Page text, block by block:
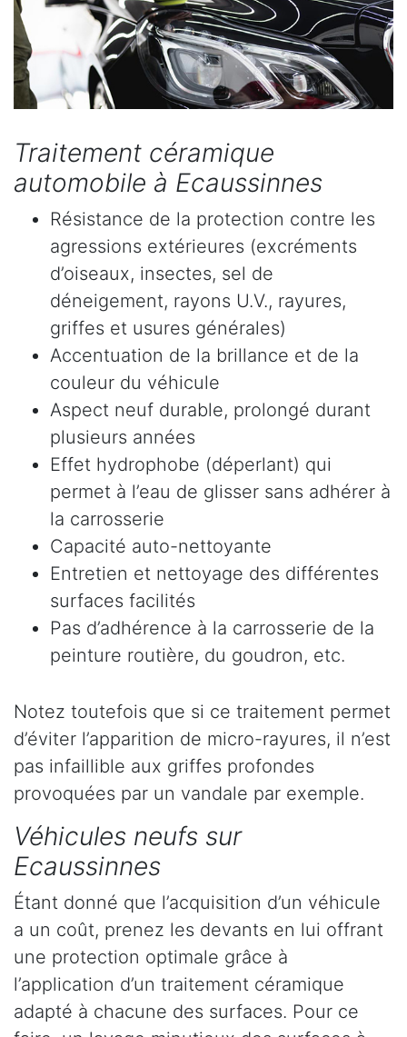
Traitement céramique
automobile à Ecaussinnes
Résistance de la protection contre les
agressions extérieures (excréments
d’oiseaux, insectes, sel de
déneigement, rayons U.V., rayures,
griffes et usures générales)
Accentuation de la brillance et de la
couleur du véhicule
Aspect neuf durable, prolongé durant
plusieurs années
Effet hydrophobe (déperlant) qui
permet à l’eau de glisser sans adhérer à
la carrosserie
Capacité auto-nettoyante
Entretien et nettoyage des différentes
surfaces facilités
Pas d’adhérence à la carrosserie de la
peinture routière, du goudron, etc.
Notez toutefois que si ce traitement permet
d’éviter l’apparition de micro-rayures, il n’est
pas infaillible aux griffes profondes
provoquées par un vandale par exemple.
Véhicules neufs sur
Ecaussinnes
Étant donné que l’acquisition d’un véhicule
a un coût, prenez les devants en lui offrant
une protection optimale grâce à
l’application d’un traitement céramique
adapté à chacune des surfaces. Pour ce